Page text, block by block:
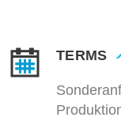
TERMS